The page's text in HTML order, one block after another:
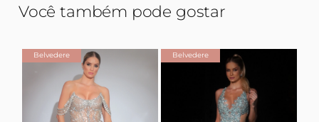
Você também pode gostar
Belvedere Belvedere